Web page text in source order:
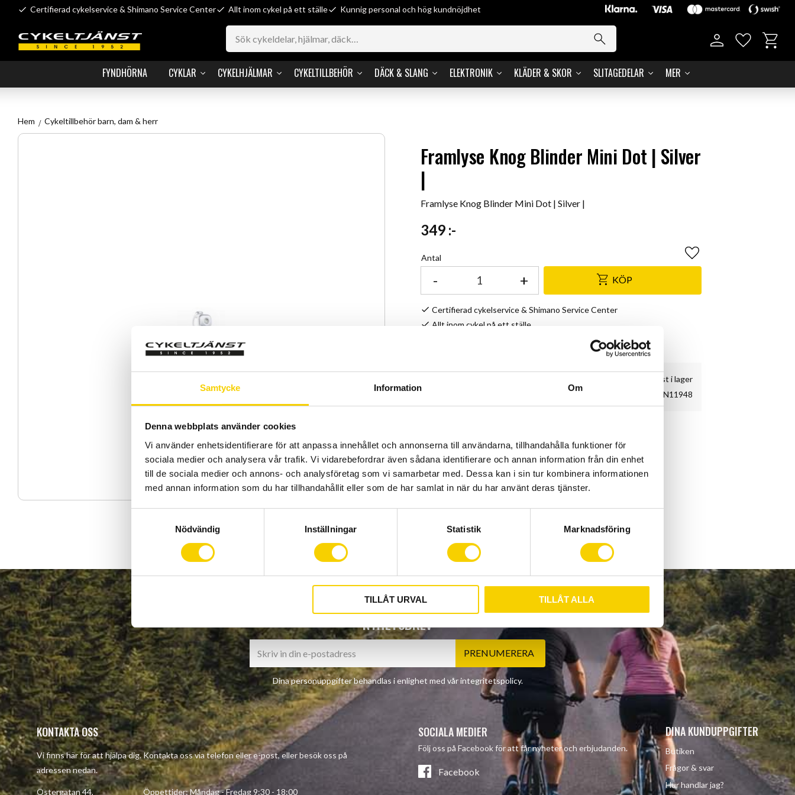
Samtycke Information Om
Denna webbplats använder cookies
Vi använder enhetsidentifierare för att anpassa innehållet och annonserna till användarna, tillhandahålla funktioner för
sociala medier och analysera vår trafik. Vi vidarebefordrar även sådana identifierare och annan information från din enhet
till de sociala medier och annons- och analysföretag som vi samarbetar med. Dessa kan i sin tur kombinera informationen
med annan information som du har tillhandahållit eller som de har samlat in när du har använt deras tjänster.
y
c
k
e
s
v
a
l
Nödvändig Inställningar Statistik Marknadsföring
TILLÅT URVAL TILLÅT ALLA
Certifierad cykelservice & Shimano Service Center Allt inom cykel på ett ställe Kunnig personal och hög kundnöjdhet
FYNDHÖRNA CYKLAR CYKELHJÄLMAR CYKELTILLBEHÖR DÄCK & SLANG ELEKTRONIK KLÄDER & SKOR SLITAGEDELAR MER
Favoriter
Hem Cykeltillbehör barn, dam & herr
Framlyse Knog Blinder Mini Dot | Silver
|
Framlyse Knog Blinder Mini Dot | Silver |
349:-
Antal
+
- KÖP
Lägg till i favoriter
Certifierad cykelservice & Shimano Service Center
Allt inom cykel på ett ställe
2 st i lager
KN11948
NYHETSBREV
PRENUMERERA
Dina personuppgifter behandlas i enlighet med vårintegritetspolicy.
KONTAKTA OSS
Vi finns här för att hjälpa dig. Kontakta oss via telefon eller e-post, eller besök oss på
adressen nedan.
Östergatan 44, Öppettider: Måndag - Fredag 9:30 - 18:00
SOCIALA MEDIER
Följ oss på Facebook för att får nyheter och erbjudanden.
Facebook
DINA KUNDUPPGIFTER
Butiken
Frågor & svar
Hur handlar jag?